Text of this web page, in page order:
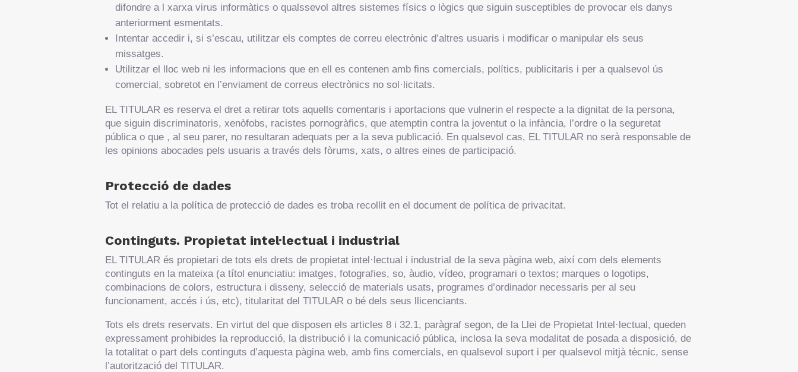
difondre a l xarxa virus informàtics o qualssevol altres sistemes físics o lògics que siguin susceptibles de provocar els danys
anteriorment esmentats.
Intentar accedir i, si s’escau, utilitzar els comptes de correu electrònic d’altres usuaris i modificar o manipular els seus
missatges.
Utilitzar el lloc web ni les informacions que en ell es contenen amb fins comercials, polítics, publicitaris i per a qualsevol ús
comercial, sobretot en l’enviament de correus electrònics no sol·licitats.
EL TITULAR es reserva el dret a retirar tots aquells comentaris i aportacions que vulnerin el respecte a la dignitat de la persona,
que siguin discriminatoris, xenòfobs, racistes pornogràfics, que atemptin contra la joventut o la infància, l’ordre o la seguretat
pública o que , al seu parer, no resultaran adequats per a la seva publicació. En qualsevol cas, EL TITULAR no serà responsable de
les opinions abocades pels usuaris a través dels fòrums, xats, o altres eines de participació.
Protecció de dades
Tot el relatiu a la política de protecció de dades es troba recollit en el document de política de privacitat.
Continguts. Propietat intel·lectual i industrial
EL TITULAR és propietari de tots els drets de propietat intel·lectual i industrial de la seva pàgina web, així com dels elements
continguts en la mateixa (a títol enunciatiu: imatges, fotografies, so, àudio, vídeo, programari o textos; marques o logotips,
combinacions de colors, estructura i disseny, selecció de materials usats, programes d’ordinador necessaris per al seu
funcionament, accés i ús, etc), titularitat del TITULAR o bé dels seus llicenciants.
Tots els drets reservats. En virtut del que disposen els articles 8 i 32.1, paràgraf segon, de la Llei de Propietat Intel·lectual, queden
expressament prohibides la reproducció, la distribució i la comunicació pública, inclosa la seva modalitat de posada a disposició, de
la totalitat o part dels continguts d’aquesta pàgina web, amb fins comercials, en qualsevol suport i per qualsevol mitjà tècnic, sense
l’autorització del TITULAR.